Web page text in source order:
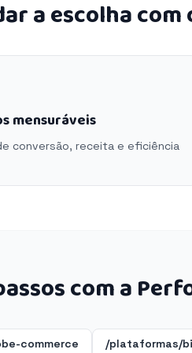
a escolha
mensuráveis
conversão, receita e eficiência
com a
commerce /plataformas/